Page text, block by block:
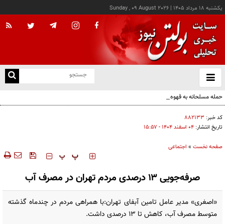
يکشنبه ۱۸ مرداد ۱۴۰۵ |
Sunday , 09 August 2026
باز
و
حمله مسلحانه به قهوه‌خانه‌ای در زاهدان؛ ۲ نفر جان باختند
کد خبر: ۸۸۲۱۳۳
تاریخ انتشار: ۰۴ اسفند ۱۴۰۴ - ۱۵:۵۷
صفحه نخست » اجتماعی
‍‍‍ پ پ
صرفه‌جویی ۱۳ درصدی مردم تهران در مصرف آب
«اصغری» مدیر عامل تامین آبفای تهران:با همراهی مردم در چندماه گذشته
متوسط مصرف آب، کاهش تا ۱۳ درصدی داشت.